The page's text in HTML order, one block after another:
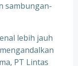
sambungan-
lebih jauh
PT Lintas